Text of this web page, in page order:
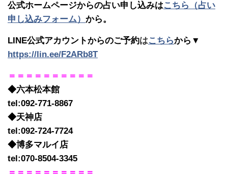
公式ホームページからの占い申し込みはこちら（占い
申し込みフォーム） から。
LINE公式アカウントからのご予約はこちらから▼
https://lin.ee/F2ARb8T
＝＝＝＝＝＝＝＝＝＝
◆六本松本館
tel:092-771-8867
◆天神店
tel:092-724-7724
◆博多マルイ店
tel:070-8504-3345
＝＝＝＝＝＝＝＝＝＝